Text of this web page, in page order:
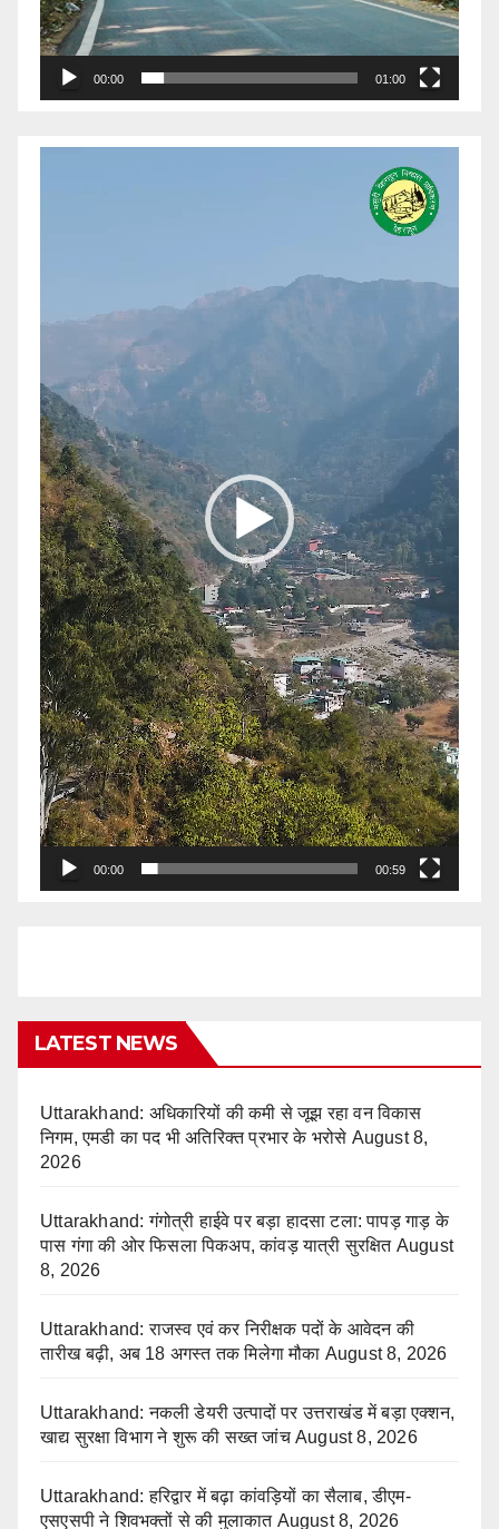
00:00 01:00
00:00 00:59
LATEST NEWS
Uttarakhand: अधिकारियों की कमी से जूझ रहा वन विकास
निगम, एमडी का पद भी अतिरिक्त प्रभार के भरोसे August 8,
2026
Uttarakhand: गंगोत्री हाईवे पर बड़ा हादसा टला: पापड़ गाड़ के
पास गंगा की ओर फिसला पिकअप, कांवड़ यात्री सुरक्षित August
8, 2026
Uttarakhand: राजस्व एवं कर निरीक्षक पदों के आवेदन की
तारीख बढ़ी, अब 18 अगस्त तक मिलेगा मौका August 8, 2026
Uttarakhand: नकली डेयरी उत्पादों पर उत्तराखंड में बड़ा एक्शन,
खाद्य सुरक्षा विभाग ने शुरू की सख्त जांच August 8, 2026
Uttarakhand: हरिद्वार में बढ़ा कांवड़ियों का सैलाब, डीएम-
एसएसपी ने शिवभक्तों से की मुलाकात August 8, 2026